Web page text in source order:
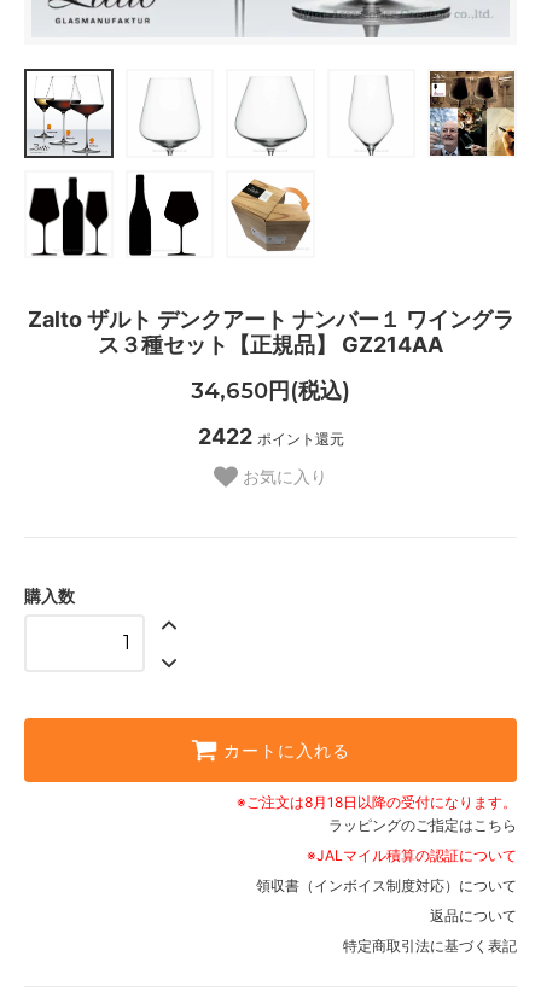
Zalto ザルト デンクアート ナンバー１ ワイングラ
ス３種セット【正規品】 GZ214AA
34,650円(税込)
2422 ポイント還元
お気に入り
購入数
カートに入れる
※ご注文は8月18日以降の受付になります。
ラッピングのご指定はこちら
※JALマイル積算の認証について
領収書（インボイス制度対応）について
返品について
特定商取引法に基づく表記